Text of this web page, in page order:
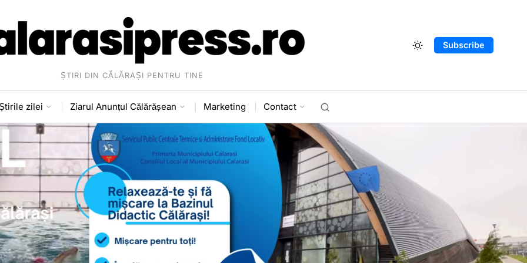
ȘTIRI DIN CĂLĂRAȘI PENTRU TINE
Subscribe
zilei Ziarul Anunțul Călărășean Marketing Contact